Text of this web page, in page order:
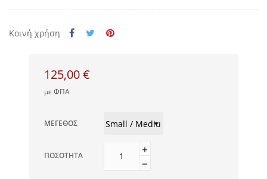
Κοινή χρήση
125,00 €
με ΦΠΑ
ΜΈΓΕΘΟΣ
ΠΟΣΌΤΗΤΑ